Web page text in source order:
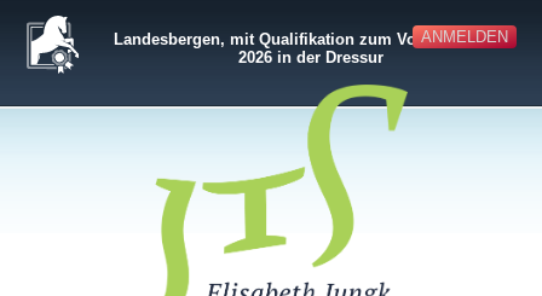
ANMELDEN
Landesbergen, mit Qualifikation zum Volksbank-Cup
2026 in der Dressur